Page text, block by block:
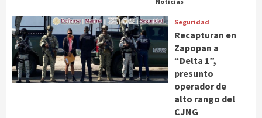
Seguridad
Recapturan en
Zapopan a
“Delta 1”,
presunto
operador de
alto rango del
CJNG